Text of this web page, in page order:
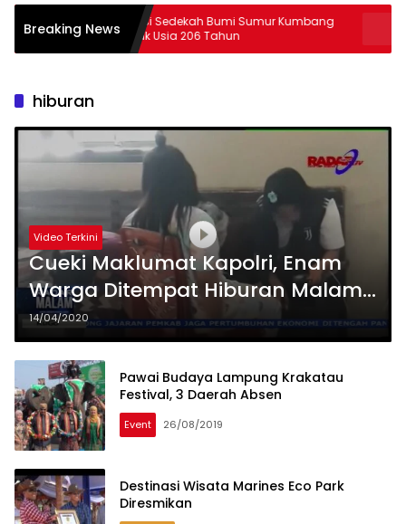
Breaking News
Tradisi Sedekah Bumi Sumur Kumbang
Masuk Usia 206 Tahun
hiburan
Video Terkini
Cueki Maklumat Kapolri, Enam
Warga Ditempat Hiburan Malam
Diciduk
14/04/2020
Pawai Budaya Lampung Krakatau
Festival, 3 Daerah Absen
Event 26/08/2019
Destinasi Wisata Marines Eco Park
Diresmikan